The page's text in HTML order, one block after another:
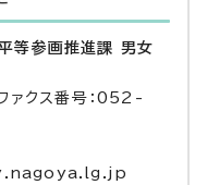
等参画推進課 男女
クス番号：052-